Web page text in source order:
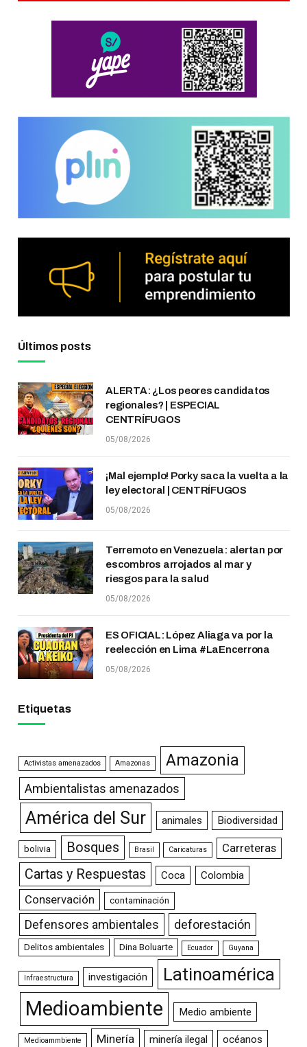
Últimos posts
ALERTA: ¿Los peores candidatos
regionales? | ESPECIAL
CENTRÍFUGOS
05/08/2026
¡Mal ejemplo! Porky saca la vuelta a la
ley electoral | CENTRÍFUGOS
05/08/2026
Terremoto en Venezuela: alertan por
escombros arrojados al mar y
riesgos para la salud
05/08/2026
ES OFICIAL: López Aliaga va por la
reelección en Lima #LaEncerrona
05/08/2026
Etiquetas
Activistas amenazados Amazonas Amazonia
Ambientalistas amenazados
América del Sur animales Biodiversidad
bolivia Bosques Brasil Caricaturas Carreteras
Cartas y Respuestas Coca Colombia
Conservación contaminación
Defensores ambientales deforestación
Delitos ambientales Dina Boluarte Ecuador Guyana
Infraestructura investigación Latinoamérica
Medioambiente Medio ambiente
Medioammbiente Minería minería ilegal océanos